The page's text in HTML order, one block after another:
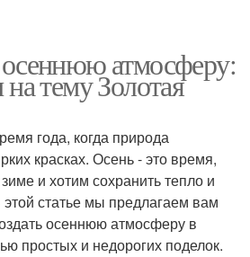
атмосферу:
тему Золотая
года, когда природа
красках. Осень - это время,
и хотим сохранить тепло и
статье мы предлагаем вам
осеннюю атмосферу в
простых и недорогих поделок.